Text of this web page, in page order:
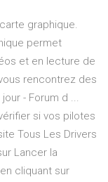
graphique.
permet
et en lecture de
rencontrez des
- Forum d ...
si vos pilotes
Tous Les Drivers
Lancer la
cliquant sur